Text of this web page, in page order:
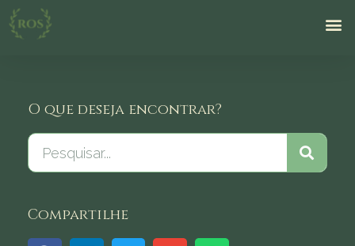
O que deseja encontrar?
Compartilhe